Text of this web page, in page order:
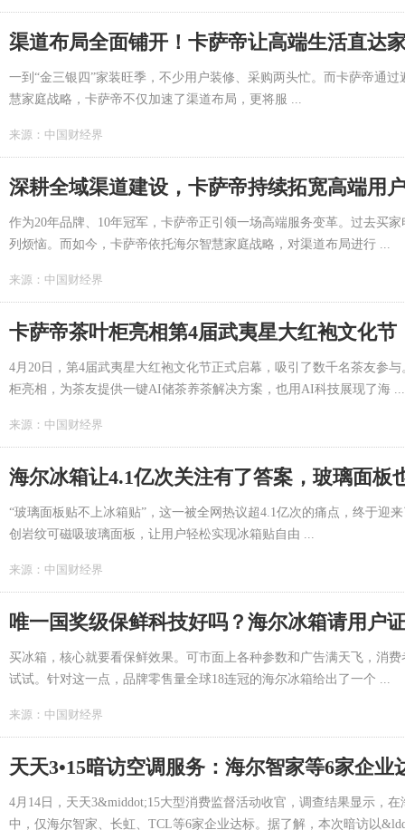
渠道布局全面铺开！卡萨帝让高端生活直达
一到“金三银四”家装旺季，不少用户装修、采购两头忙。而卡萨帝通
慧家庭战略，卡萨帝不仅加速了渠道布局，更将服 ...
来源： 中国财经界
深耕全域渠道建设，卡萨帝持续拓宽高端用
作为20年品牌、10年冠军，卡萨帝正引领一场高端服务变革。过去买
列烦恼。而如今，卡萨帝依托海尔智慧家庭战略，对渠道布局进行 ...
来源： 中国财经界
卡萨帝茶叶柜亮相第4届武夷星大红袍文化节
4月20日，第4届武夷星大红袍文化节正式启幕，吸引了数千名茶友参
柜亮相，为茶友提供一键AI储茶养茶解决方案，也用AI科技展现了海 ...
来源： 中国财经界
海尔冰箱让4.1亿次关注有了答案，玻璃面板
“玻璃面板贴不上冰箱贴”，这一被全网热议超4.1亿次的痛点，终于迎
创岩纹可磁吸玻璃面板，让用户轻松实现冰箱贴自由 ...
来源： 中国财经界
唯一国奖级保鲜科技好吗？海尔冰箱请用户
买冰箱，核心就要看保鲜效果。可市面上各种参数和广告满天飞，消
试试。针对这一点，品牌零售量全球18连冠的海尔冰箱给出了一个 ...
来源： 中国财经界
天天3•15暗访空调服务：海尔智家等6家企业
4月14日，天天3&middot;15大型消费监督活动收官，调查结果显示，
中，仅海尔智家、长虹、TCL等6家企业达标。据了解，本次暗访以